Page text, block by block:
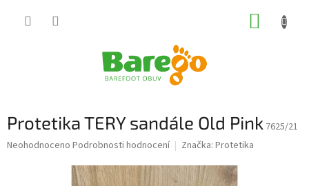
Protetika TERY sandále Old Pink 7625/21
Průměrné
Neohodnoceno Podrobnosti hodnocení Značka: Protetika